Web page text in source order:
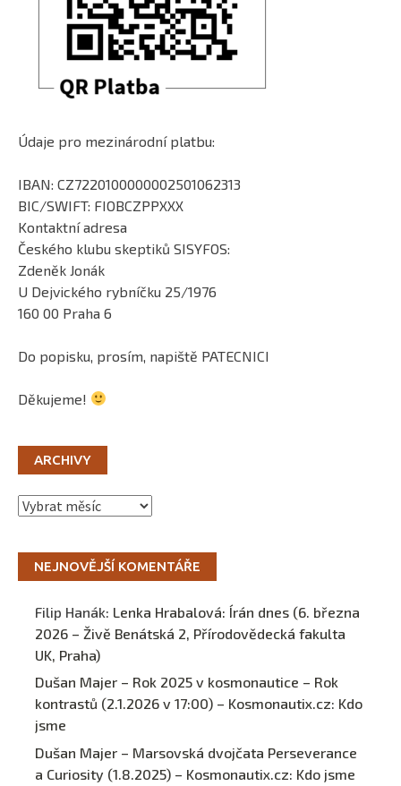
Údaje pro mezinárodní platbu:
IBAN: CZ7220100000002501062313
BIC/SWIFT: FIOBCZPPXXX
Kontaktní adresa
Českého klubu skeptiků SISYFOS:
Zdeněk Jonák
U Dejvického rybníčku 25/1976
160 00 Praha 6
Do popisku, prosím, napiště PATECNICI
Děkujeme!
ARCHIVY
Archivy
NEJNOVĚJŠÍ KOMENTÁŘE
Filip Hanák: Lenka Hrabalová: Írán dnes (6. března
2026 – Živě Benátská 2, Přírodovědecká fakulta
UK, Praha)
Dušan Majer – Rok 2025 v kosmonautice – Rok
kontrastů (2.1.2026 v 17:00) – Kosmonautix.cz: Kdo
jsme
Dušan Majer – Marsovská dvojčata Perseverance
a Curiosity (1.8.2025) – Kosmonautix.cz: Kdo jsme